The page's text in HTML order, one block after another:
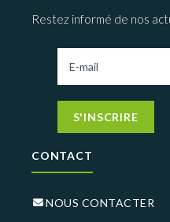
Restez informé de nos
S'INSCRIRE
CONTACT
NOUS CONTACTER